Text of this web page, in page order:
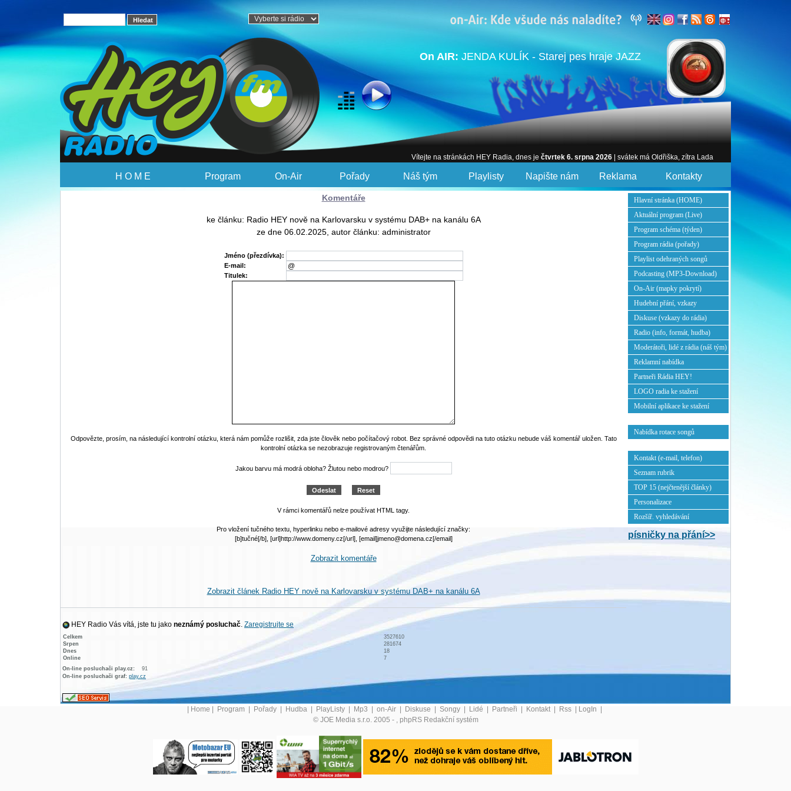
On AIR: JENDA KULÍK - Starej pes hraje JAZZ
Vítejte na stránkách HEY Radia, dnes je čtvrtek 6. srpna 2026 | svátek má Oldřiška, zítra Lada
H O M E Program On-Air Pořady Náš tým Playlisty Napište nám Reklama Kontakty
Komentáře
ke článku: Radio HEY nově na Karlovarsku v systému DAB+ na kanálu 6A
ze dne 06.02.2025, autor článku: administrator
Jméno (přezdívka):
E-mail:
Titulek:
Odpovězte, prosím, na následující kontrolní otázku, která nám pomůže rozlišit, zda jste člověk nebo počítačový robot. Bez správné odpovědi na tuto otázku nebude váš komentář uložen. Tato
kontrolní otázka se nezobrazuje registrovaným čtenářům.
Jakou barvu má modrá obloha? Žlutou nebo modrou?
V rámci komentářů nelze používat HTML tagy.
Pro vložení tučného textu, hyperlinku nebo e-mailové adresy využijte následující značky:
[b]tučné[/b], [url]http://www.domeny.cz[/url], [email]jmeno@domena.cz[/email]
Zobrazit komentáře
Zobrazit článek Radio HEY nově na Karlovarsku v systému DAB+ na kanálu 6A
HEY Radio Vás vítá, jste tu jako neznámý posluchač. Zaregistrujte se
Celkem
3527610
Srpen
281674
Dnes
18
Online
7
On-line posluchači play.cz:
91
On-line posluchači graf: play.cz
Hlavní stránka (HOME)
Aktuální program (Live)
Program schéma (týden)
Program rádia (pořady)
Playlist odehraných songů
Podcasting (MP3-Download)
On-Air (mapky pokrytí)
Hudební přání, vzkazy
Diskuse (vzkazy do rádia)
Radio (info, formát, hudba)
Moderátoři, lidé z rádia (náš tým)
Reklamní nabídka
Partneři Rádia HEY!
LOGO radia ke stažení
Mobilní aplikace ke stažení
Nabídka rotace songů
Kontakt (e-mail, telefon)
Seznam rubrik
TOP 15 (nejčtenější články)
Personalizace
Rozšíř. vyhledávání
písničky na přání>>
Home Program Pořady Hudba PlayListy Mp3 on-Air Diskuse Songy Lidé Partneři Kontakt Rss LogIn
© JOE Media s.r.o. 2005 - , phpRS Redakční systém